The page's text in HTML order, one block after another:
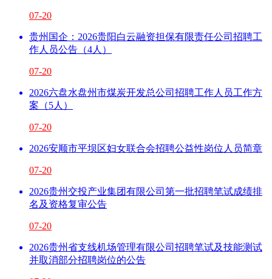
07-20
贵州国企：2026贵阳白云融资担保有限责任公司招聘工
作人员公告（4人）
07-20
2026六盘水盘州市煤炭开发总公司招聘工作人员工作方
案（5人）
07-20
2026安顺市平坝区妇女联合会招聘公益性岗位人员简章
07-20
2026贵州交投产业集团有限公司第一批招聘笔试成绩排
名及资格复审公告
07-20
2026贵州省支线机场管理有限公司招聘笔试及技能测试
并取消部分招聘岗位的公告